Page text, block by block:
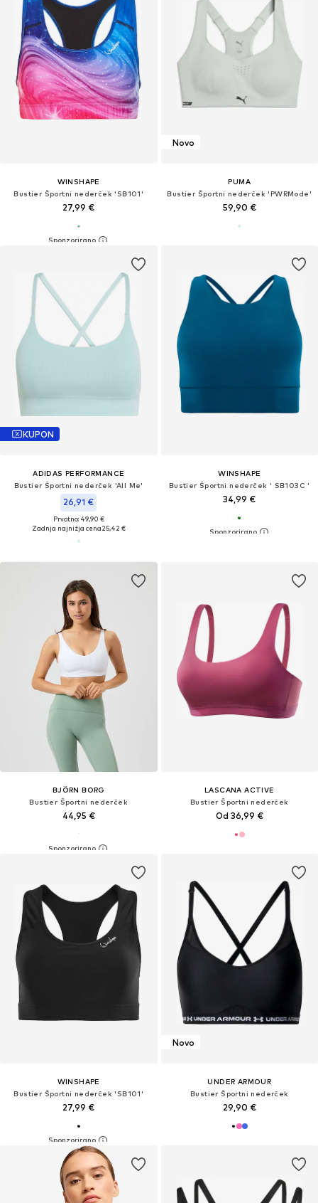
WINSHAPE
Bustier Športni nederček 'SB101'
27,99 €
Novo
PUMA
Bustier Športni nederček 'PWRMode'
59,90 €
KUPON
ADIDAS PERFORMANCE
Bustier Športni nederček 'All Me'
26,91 €
Prvotno: 49,90 €
Zadnja najnižja cena25,42 €
WINSHAPE
Bustier Športni nederček ' SB103C '
34,99 €
BJÖRN BORG
Bustier Športni nederček
44,95 €
LASCANA ACTIVE
Bustier Športni nederček
Od 36,99 €
WINSHAPE
Bustier Športni nederček 'SB101'
27,99 €
Novo
UNDER ARMOUR
Bustier Športni nederček
29,90 €